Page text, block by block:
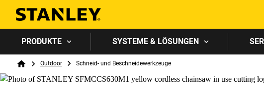
PRODUKTE SYSTEME & LÖSUNGEN
Breadcrumb
HomeOutdoor Schneid- und Beschneidewerkzeuge